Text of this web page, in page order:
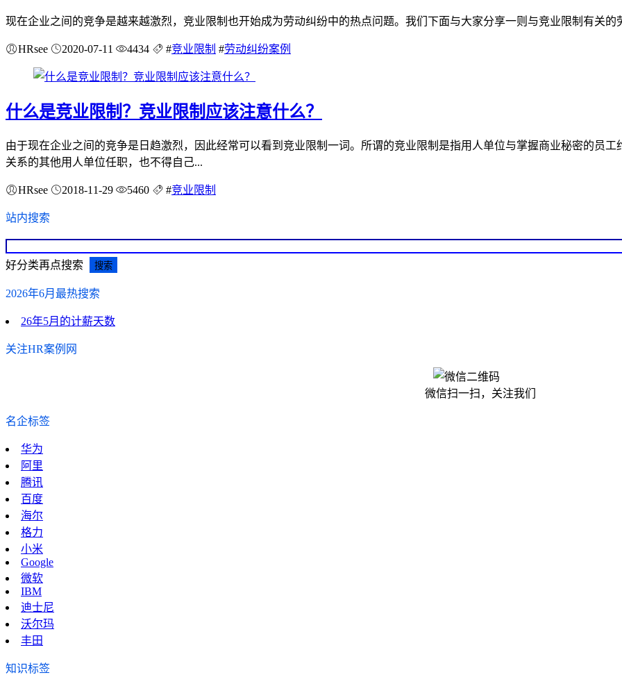
现在企业之间的竞争是越来越激烈，竞业限制也开始成为劳动纠纷中的热点问题。我们下面与大家分享一则与竞业限制有关
HRsee 2020-07-11 4434 #竞业限制 #劳动纠纷案例
什么是竞业限制？竞业限制应该注意什么？
由于现在企业之间的竞争是日趋激烈，因此经常可以看到竞业限制一词。所谓的竞业限制是指用人单位与掌握商业秘密的员
关系的其他用人单位任职，也不得自己...
HRsee 2018-11-29 5460 #竞业限制
站内搜索
好分类再点搜索
2026年6月最热搜索
26年5月的计薪天数
关注HR案例网
微信扫一扫，关注我们
名企标签
华为
阿里
腾讯
百度
海尔
格力
小米
Google
微软
IBM
迪士尼
沃尔玛
丰田
知识标签